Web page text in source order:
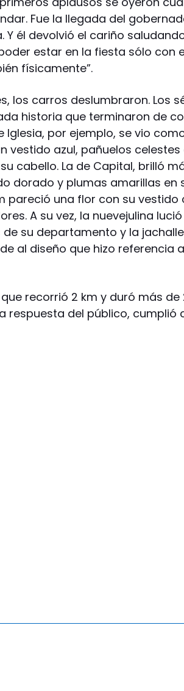
Fue la llegada del
él devolvió el cariño
estar en la fiesta sólo con
físicamente”.
los carros deslumbraron. Los
historia que terminaron de
por ejemplo, se vio
vestido azul, pañuelos celestes
cabello. La de Capital, brilló
dorado y plumas amarillas en
pareció una flor con su vestido
A su vez, la nuevejulina
su departamento y la
al diseño que hizo referencia
recorrió 2 km y duró más de
respuesta del público, cumplió